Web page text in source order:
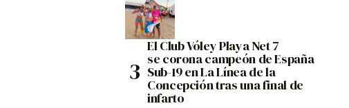
El Club Vóley Playa Net 7
se corona campeón de España
Sub-19 en La Línea de la
Concepción tras una final de
infarto